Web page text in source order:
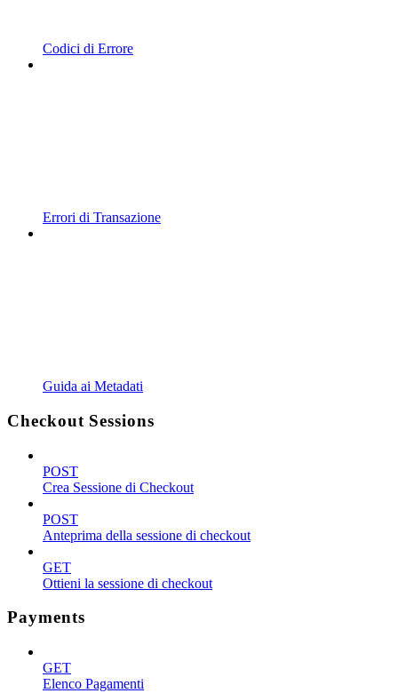
Codici di Errore
Errori di Transazione
Guida ai Metadati
Checkout Sessions
POST
Crea Sessione di Checkout
POST
Anteprima della sessione di checkout
GET
Ottieni la sessione di checkout
Payments
GET
Elenco Pagamenti